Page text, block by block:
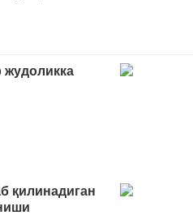
жудоликка
қилинадиган